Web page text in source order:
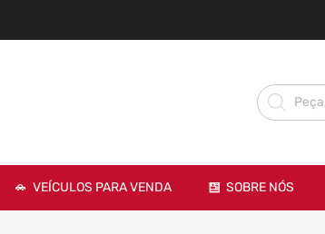
VEÍCULOS PARA VENDA SOBRE NÓS